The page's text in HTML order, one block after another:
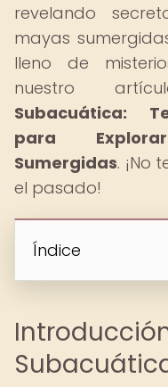
revelando
mayas
lleno de
nuestro
Subacuática:
para
Sumergidas. ¡No
el pasado!
Índice